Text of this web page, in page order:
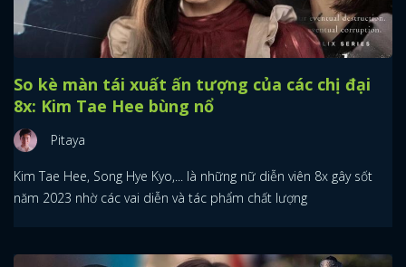
So kè màn tái xuất ấn tượng của các chị đại
8x: Kim Tae Hee bùng nổ
Pitaya
Kim Tae Hee, Song Hye Kyo,... là những nữ diễn viên 8x gây sốt
năm 2023 nhờ các vai diễn và tác phẩm chất lượng